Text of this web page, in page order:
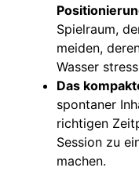
Spielraum,
meiden,
Wasser
Das
spontaner
richtigen
Session zu
machen.